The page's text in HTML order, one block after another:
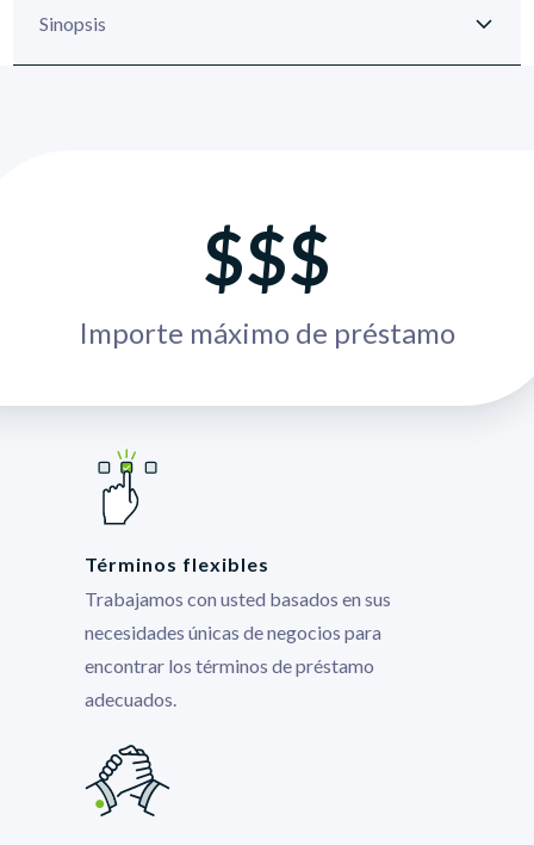
$$$
Importe máximo de préstamo
Términos flexibles
Trabajamos con usted basados en sus
necesidades únicas de negocios para
encontrar los términos de préstamo
adecuados.